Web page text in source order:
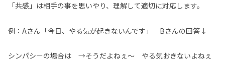
「共感」は相手の事を思いやり、理解して適切に対応します。
例：Aさん「今日、やる気が起きないんです」 Bさんの回答↓
シンパシーの場合は →そうだよねぇ～ やる気おきないよねぇ